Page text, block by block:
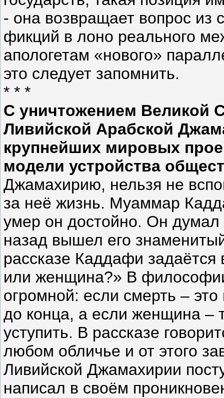
- она возвращает вопрос
фикций в лоно реального
апологетам «нового»
это следует запомнить.
* * *
С уничтожением Великой
Ливийской Арабской
крупнейших мировых
модели устройства
Джамахирию, нельзя не
за неё жизнь. Муаммар
умер он достойно. Он
назад вышел его
рассказе Каддафи
или женщина?» В
огромной: если смерть –
до конца, а если женщина –
уступить. В рассказе
любом обличье и от этого
Ливийской Джамахирии
написал в своём